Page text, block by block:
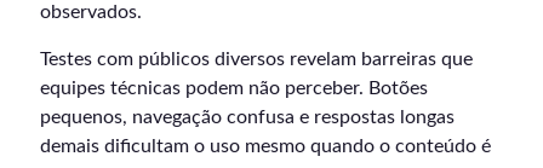
observados.
Testes com públicos diversos revelam barreiras que
equipes técnicas podem não perceber. Botões
pequenos, navegação confusa e respostas longas
demais dificultam o uso mesmo quando o conteúdo é